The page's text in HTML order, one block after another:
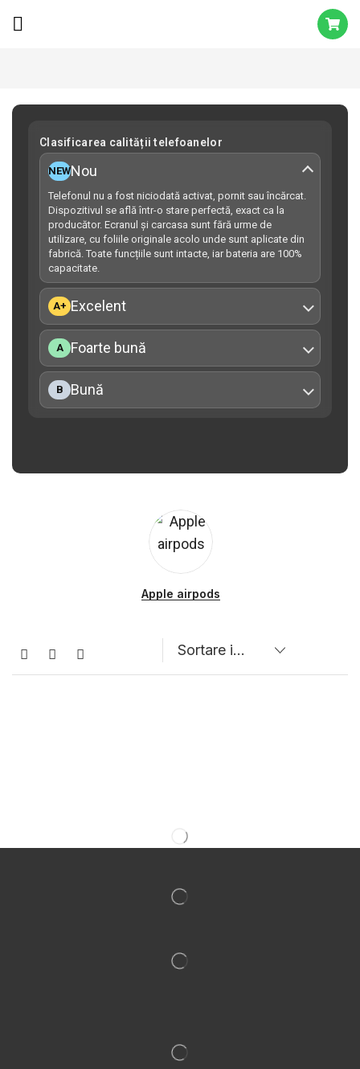
Clasificarea calității telefoanelor
NEWNou
Telefonul nu a fost niciodată activat, pornit sau încărcat.
Dispozitivul se află într-o stare perfectă, exact ca la
producător. Ecranul și carcasa sunt fără urme de
utilizare, cu foliile originale acolo unde sunt aplicate din
fabrică. Toate funcțiile sunt intacte, iar bateria are 100%
capacitate.
A+ Excelent
A Foarte bună
B Bună
Apple airpods